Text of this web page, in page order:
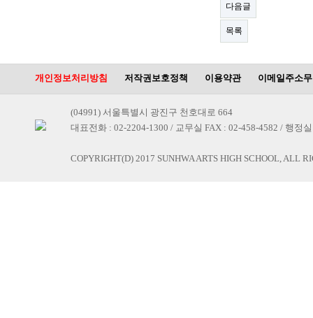
다음글
목록
개인정보처리방침 저작권보호정책 이용약관 이메일주소
(04991) 서울특별시 광진구 천호대로 664
대표전화 : 02-2204-1300 / 교무실 FAX : 02-458-4582 / 행정
COPYRIGHT(D) 2017 SUNHWA ARTS HIGH SCHOOL, ALL